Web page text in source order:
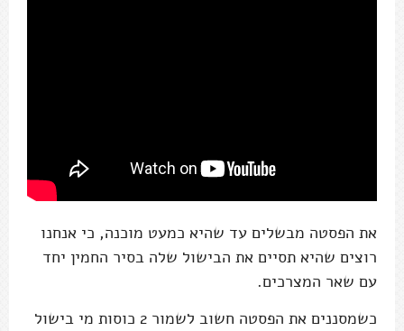
את הפסטה מבשלים עד שהיא כמעט מוכנה, כי אנחנו
רוצים שהיא תסיים את הבישול שלה בסיר החמין יחד
עם שאר המצרכים.
כשמסננים את הפסטה חשוב לשמור 2 כוסות מי בישול